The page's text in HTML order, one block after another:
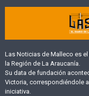
Las Noticias de Malleco es
la Región de La Araucanía.
Su data de fundación
Victoria, correspondiéndole
iniciativa.